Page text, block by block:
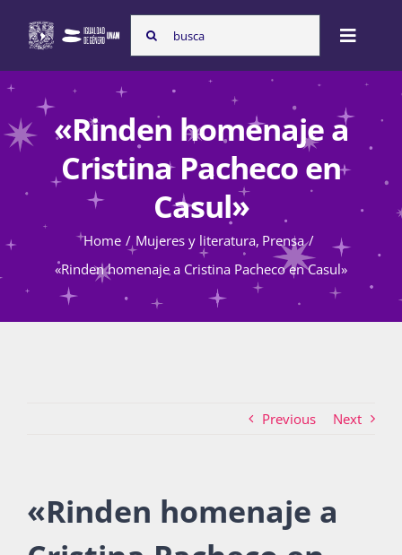
content
Search
for:
Toggle
Nosotras
Programas
Atención de la violencia de género
La Boletina
«Rinden homenaje a
Cristina Pacheco en
Casul»
Home Mujeres y literatura Prensa
«Rinden homenaje a Cristina Pacheco en Casul»
Previous Next
«Rinden homenaje a